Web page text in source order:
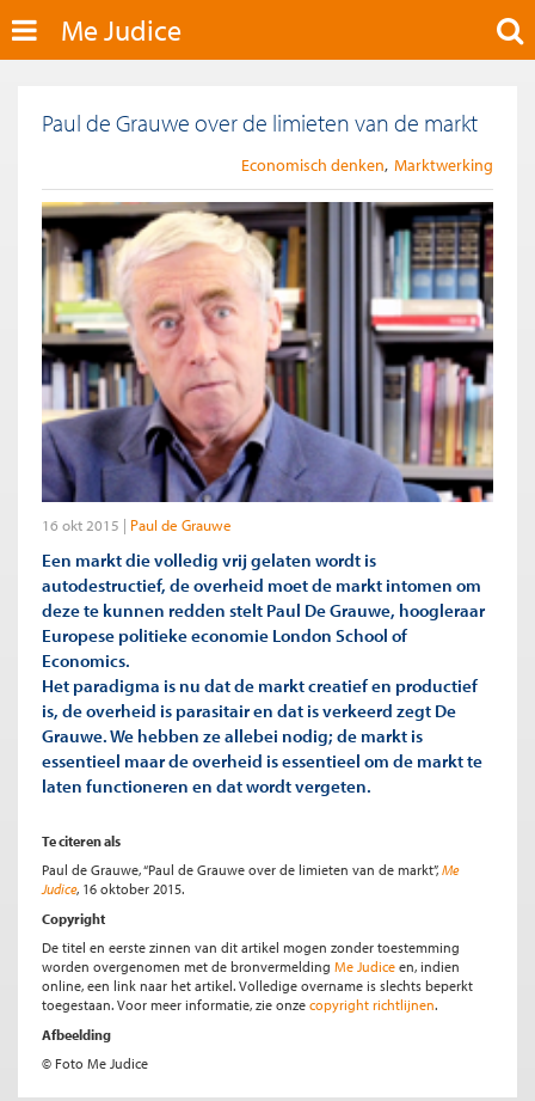
Me Judice
Paul de Grauwe over de limieten van de markt
Economisch denken Marktwerking
16 okt 2015 Paul de Grauwe
Een markt die volledig vrij gelaten wordt is
autodestructief, de overheid moet de markt intomen om
deze te kunnen redden stelt Paul De Grauwe, hoogleraar
Europese politieke economie London School of
Economics.
Het paradigma is nu dat de markt creatief en productief
is, de overheid is parasitair en dat is verkeerd zegt De
Grauwe. We hebben ze allebei nodig; de markt is
essentieel maar de overheid is essentieel om de markt te
laten functioneren en dat wordt vergeten.
Te citeren als
Paul de Grauwe, “Paul de Grauwe over de limieten van de markt”, Me
Judice, 16 oktober 2015.
Copyright
De titel en eerste zinnen van dit artikel mogen zonder toestemming
worden overgenomen met de bronvermelding Me Judice en, indien
online, een link naar het artikel. Volledige overname is slechts beperkt
toegestaan. Voor meer informatie, zie onze copyright richtlijnen.
Afbeelding
© Foto Me Judice